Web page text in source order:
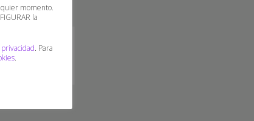
momento.
la
. Para
.